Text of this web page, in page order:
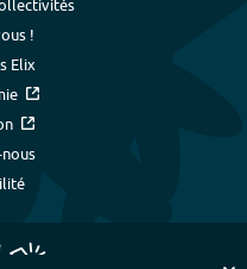
!
Elix